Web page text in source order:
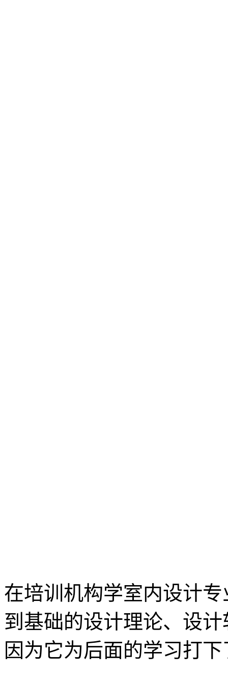
在培训机构学室内设计
到基础的设计理论、设
因为它为后面的学习打